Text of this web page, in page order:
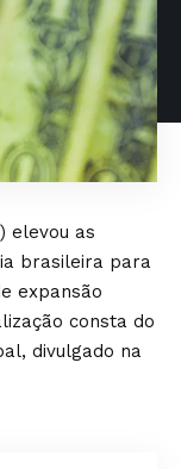
elevou as
brasileira para
expansão
consta do
divulgado na